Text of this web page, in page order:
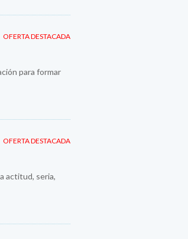
OFERTA DESTACADA
para formar
OFERTA DESTACADA
actitud, seria,